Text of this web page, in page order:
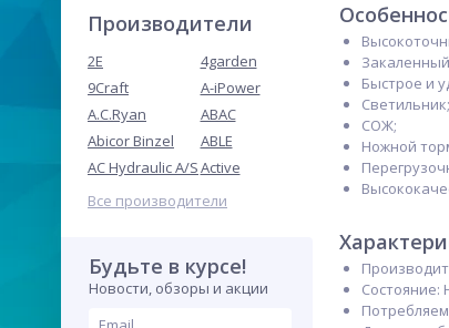
Производители
2E
4garden
9Craft
A-iPower
A.C.Ryan
ABAC
Abicor Binzel
ABLE
AC Hydraulic A/SActive
Все производители
Будьте в курсе!
Новости, обзоры и акции
Быстрое и
Светильник;
СОЖ;
Ножной
Состояние: